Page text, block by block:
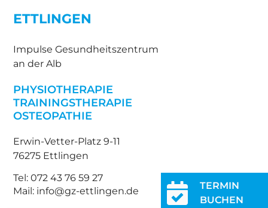
ETTLINGEN
Impulse Gesundheitszentrum
an der Alb
PHYSIOTHERAPIE
TRAININGSTHERAPIE
OSTEOPATHIE
Erwin-Vetter-Platz 9-11
76275 Ettlingen
Tel: 072 43 76 59 27
Mail: info@gz-ettlingen.de
TERMIN
BUCHEN